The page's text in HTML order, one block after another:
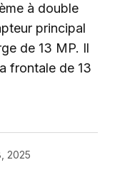
à double
principal
de 13 MP. Il
frontale de 13
2025